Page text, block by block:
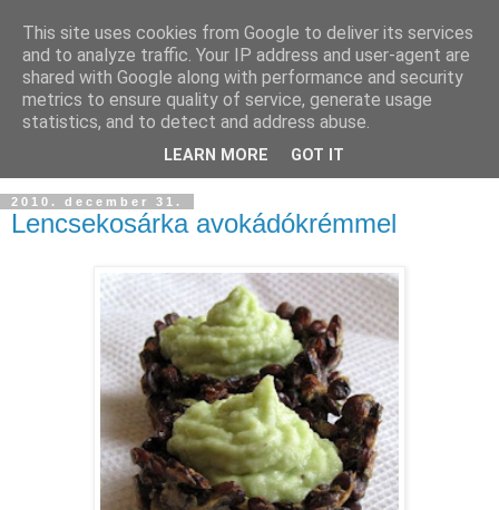
2010. december 31.
Lencsekosárka avokádókrémmel
This site uses cookies from Google to deliver its services
and to analyze traffic. Your IP address and user-agent are
shared with Google along with performance and security
metrics to ensure quality of service, generate usage
statistics, and to detect and address abuse.
LEARN MORE GOT IT